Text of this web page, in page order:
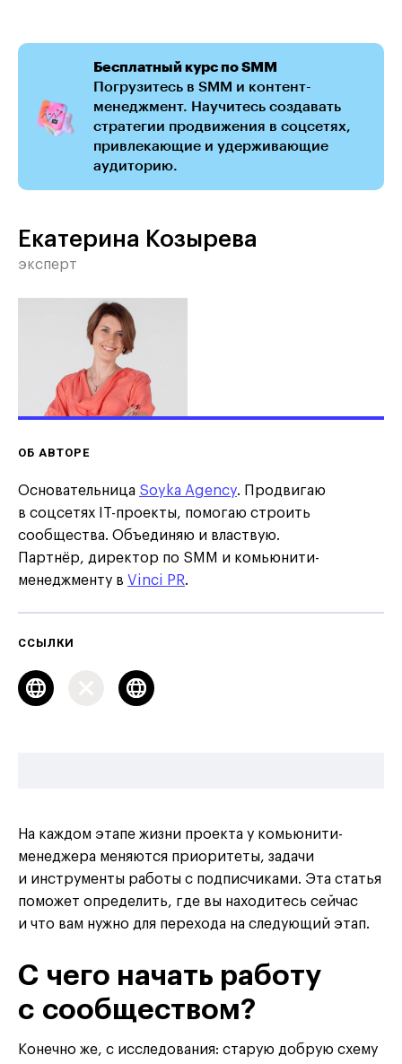
Бесплатный курс по SMM
Погрузитесь в SMM и контент-
менеджмент. Научитесь создавать
стратегии продвижения в соцсетях,
привлекающие и удерживающие
аудиторию.
Екатерина Козырева
эксперт
ОБ АВТОРЕ
Основательница Soyka Agency. Продвигаю
в соцсетях IT-проекты, помогаю строить
сообщества. Объединяю и властвую.
Партнёр, директор по SMM и комьюнити-
менеджменту в Vinci PR.
ССЫЛКИ
На каждом этапе жизни проекта у комьюнити-
менеджера меняются приоритеты, задачи
и инструменты работы с подписчиками. Эта статья
поможет определить, где вы находитесь сейчас
и что вам нужно для перехода на следующий этап.
С чего начать работу
с сообществом?
Конечно же, с исследования: старую добрую схему